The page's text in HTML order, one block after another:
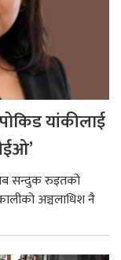
यांकीलाई
सन्दुक रुइतको
अञ्चलाधिश नै